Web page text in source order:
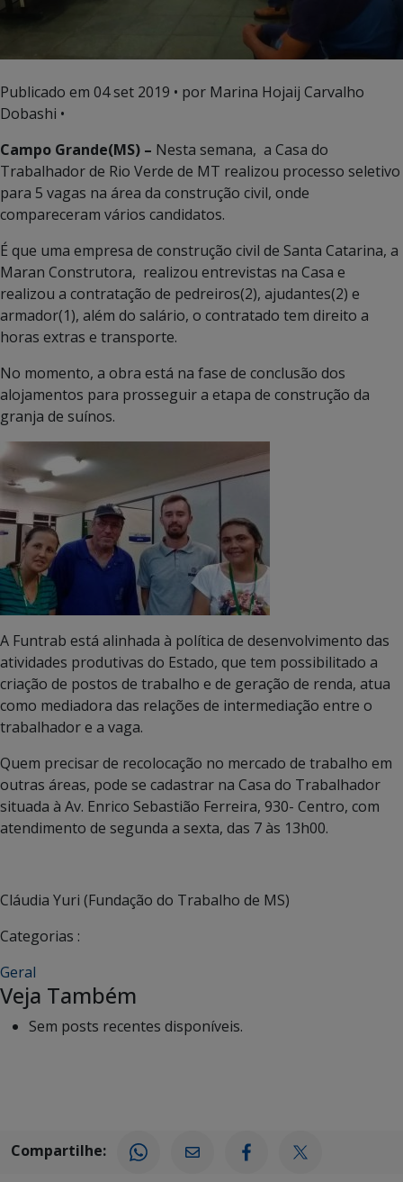
Publicado em 04 set 2019 • por Marina Hojaij Carvalho
Dobashi •
Campo Grande(MS) – Nesta semana, a Casa do
Trabalhador de Rio Verde de MT realizou processo seletivo
para 5 vagas na área da construção civil, onde
compareceram vários candidatos.
É que uma empresa de construção civil de Santa Catarina, a
Maran Construtora, realizou entrevistas na Casa e
realizou a contratação de pedreiros(2), ajudantes(2) e
armador(1), além do salário, o contratado tem direito a
horas extras e transporte.
No momento, a obra está na fase de conclusão dos
alojamentos para prosseguir a etapa de construção da
granja de suínos.
A Funtrab está alinhada à política de desenvolvimento das
atividades produtivas do Estado, que tem possibilitado a
criação de postos de trabalho e de geração de renda, atua
como mediadora das relações de intermediação entre o
trabalhador e a vaga.
Quem precisar de recolocação no mercado de trabalho em
outras áreas, pode se cadastrar na Casa do Trabalhador
situada à Av. Enrico Sebastião Ferreira, 930- Centro, com
atendimento de segunda a sexta, das 7 às 13h00.
Cláudia Yuri (Fundação do Trabalho de MS)
Categorias :
Geral
Veja Também
Sem posts recentes disponíveis.
Compartilhe: